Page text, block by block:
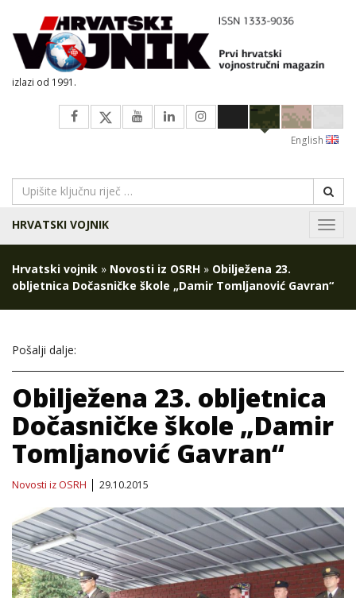
izlazi od 1991.
English
HRVATSKI VOJNIK
Hrvatski vojnik » Novosti iz OSRH » Obilježena 23.
obljetnica Dočasničke škole „Damir Tomljanović Gavran“
Pošalji dalje:
Obilježena 23. obljetnica
Dočasničke škole „Damir
Tomljanović Gavran“
Novosti iz OSRH 29.10.2015